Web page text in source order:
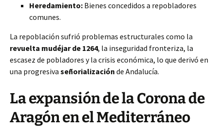
Heredamiento: Bienes concedidos a repobladores
comunes.
La repoblación sufrió problemas estructurales como la
revuelta mudéjar de 1264, la inseguridad fronteriza, la
escasez de pobladores y la crisis económica, lo que derivó en
una progresiva señorialización de Andalucía.
La expansión de la Corona de
Aragón en el Mediterráneo